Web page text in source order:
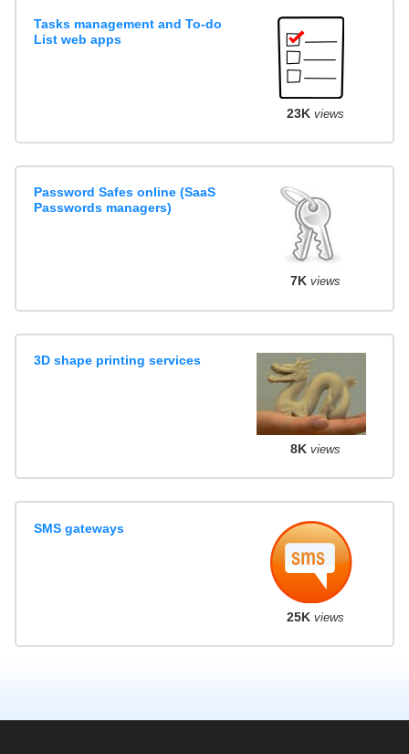
Tasks management and To-do
List web apps
23K views
Password Safes online (SaaS
Passwords managers)
7K views
3D shape printing services
8K views
SMS gateways
25K views